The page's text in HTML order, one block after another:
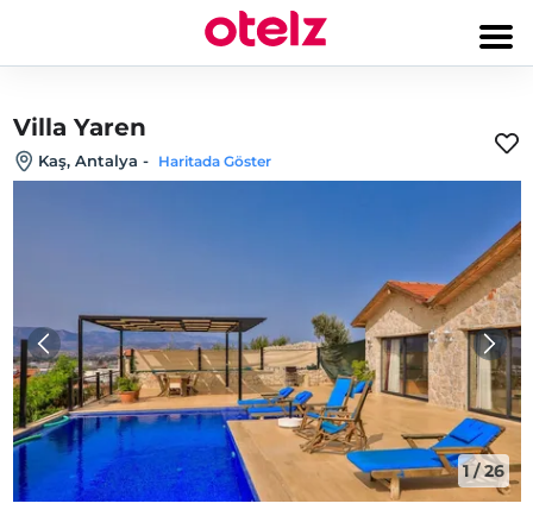
Villa Yaren
Kaş, Antalya - Haritada Göster
1/26